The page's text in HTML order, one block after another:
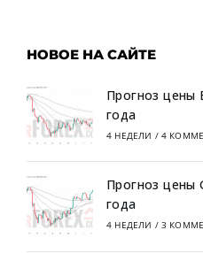
НОВОЕ НА САЙТЕ
Прогноз цены
года
4 НЕДЕЛИ / 4
Прогноз цены
года
4 НЕДЕЛИ / 3